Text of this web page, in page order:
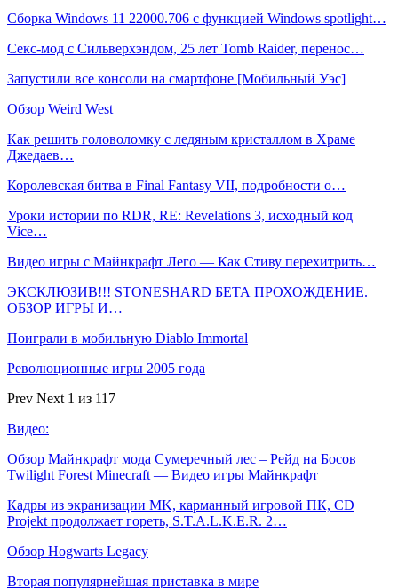
Сборка Windows 11 22000.706 с функцией Windows spotlight…
Секс-мод с Сильверхэндом, 25 лет Tomb Raider, перенос…
Запустили все консоли на смартфоне [Мобильный Уэс]
Обзор Weird West
Как решить головоломку с ледяным кристаллом в Храме
Джедаев…
Королевская битва в Final Fantasy VII, подробности о…
Уроки истории по RDR, RE: Revelations 3, исходный код
Vice…
Видео игры с Майнкрафт Лего — Как Стиву перехитрить…
ЭКСКЛЮЗИВ!!! STONESHARD БЕТА ПРОХОЖДЕНИЕ.
ОБЗОР ИГРЫ И…
Поиграли в мобильную Diablo Immortal
Революционные игры 2005 года
Prev Next 1 из 117
Видео:
Обзор Майнкрафт мода Сумеречный лес – Рейд на Босов
Twilight Forest Minecraft — Видео игры Майнкрафт
Кадры из экранизации MK, карманный игровой ПК, CD
Projekt продолжает гореть, S.T.A.L.K.E.R. 2…
Обзор Hogwarts Legacy
Вторая популярнейшая приставка в мире